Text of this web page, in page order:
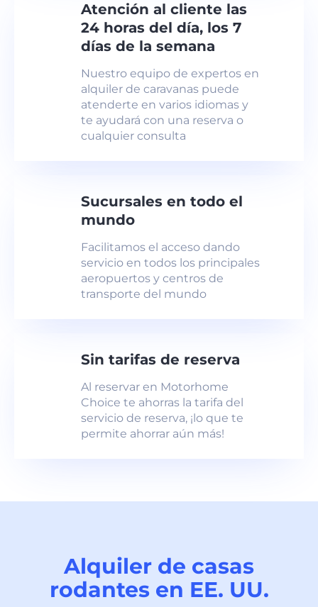
Atención al cliente las
24 horas del día, los 7
días de la semana
Nuestro equipo de expertos en
alquiler de caravanas puede
atenderte en varios idiomas y
te ayudará con una reserva o
cualquier consulta
Sucursales en todo el
mundo
Facilitamos el acceso dando
servicio en todos los principales
aeropuertos y centros de
transporte del mundo
Sin tarifas de reserva
Al reservar en Motorhome
Choice te ahorras la tarifa del
servicio de reserva, ¡lo que te
permite ahorrar aún más!
Alquiler de casas
rodantes en EE. UU.